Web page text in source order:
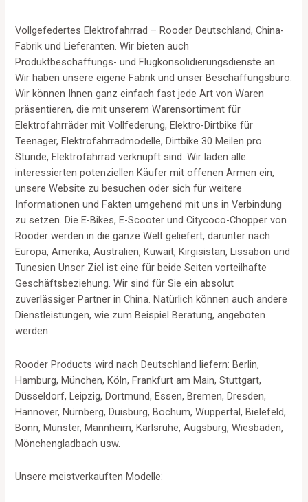
Vollgefedertes Elektrofahrrad – Rooder Deutschland, China-
Fabrik und Lieferanten. Wir bieten auch
Produktbeschaffungs- und Flugkonsolidierungsdienste an.
Wir haben unsere eigene Fabrik und unser Beschaffungsbüro.
Wir können Ihnen ganz einfach fast jede Art von Waren
präsentieren, die mit unserem Warensortiment für
Elektrofahrräder mit Vollfederung, Elektro-Dirtbike für
Teenager, Elektrofahrradmodelle, Dirtbike 30 Meilen pro
Stunde, Elektrofahrrad verknüpft sind. Wir laden alle
interessierten potenziellen Käufer mit offenen Armen ein,
unsere Website zu besuchen oder sich für weitere
Informationen und Fakten umgehend mit uns in Verbindung
zu setzen. Die E-Bikes, E-Scooter und Citycoco-Chopper von
Rooder werden in die ganze Welt geliefert, darunter nach
Europa, Amerika, Australien, Kuwait, Kirgisistan, Lissabon und
Tunesien Unser Ziel ist eine für beide Seiten vorteilhafte
Geschäftsbeziehung. Wir sind für Sie ein absolut
zuverlässiger Partner in China. Natürlich können auch andere
Dienstleistungen, wie zum Beispiel Beratung, angeboten
werden.
Rooder Products wird nach Deutschland liefern: Berlin,
Hamburg, München, Köln, Frankfurt am Main, Stuttgart,
Düsseldorf, Leipzig, Dortmund, Essen, Bremen, Dresden,
Hannover, Nürnberg, Duisburg, Bochum, Wuppertal, Bielefeld,
Bonn, Münster, Mannheim, Karlsruhe, Augsburg, Wiesbaden,
Mönchengladbach usw.
Unsere meistverkauften Modelle: